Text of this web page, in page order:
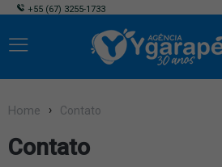
+55 (67) 3255-1733
Home Contato
Contato